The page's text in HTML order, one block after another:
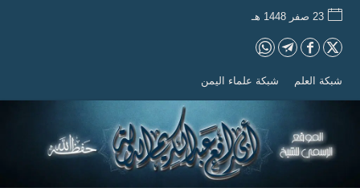
23 صفر 1448 هـ
شبكة العلم شبكة علماء اليمن